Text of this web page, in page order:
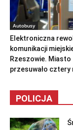
Autobusy
Elektroniczna
komunikacji
Rzeszowie. Miasto
przesuwało cztery
POLICJA